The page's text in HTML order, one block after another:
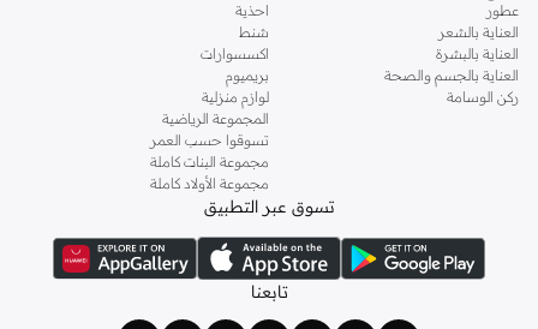
عطور
العناية بالشعر
العناية بالبشرة
العناية بالجسم والصحة
ركن الوسامة
احذية
شنط
اكسسوارات
بريميوم
لوازم منزلية
المجموعة الرياضية
تسوقوا حسب العمر
مجموعة البنات كاملة
مجموعة الأولاد كاملة
تسوق عبر التطبيق
تابعنا